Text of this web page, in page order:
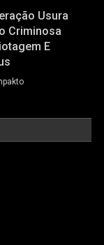
Usura
Criminosa
E